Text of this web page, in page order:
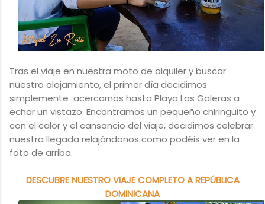
Tras el viaje en nuestra moto de alquiler y buscar
nuestro alojamiento, el primer día decidimos
simplemente acercarnos hasta Playa Las Galeras a
echar un vistazo. Encontramos un pequeño chiringuito y
con el calor y el cansancio del viaje, decidimos celebrar
nuestra llegada relajándonos como podéis ver en la
foto de arriba.
DESCUBRE NUESTRO VIAJE COMPLETO A REPÚBLICA
DOMINICANA